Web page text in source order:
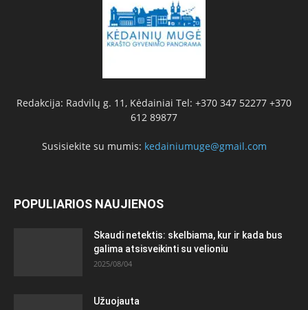
Redakcija: Radvilų g. 11, Kėdainiai Tel: +370 347 52277 +370
612 89877
Susisiekite su mumis: kedainiumuge@gmail.com
POPULIARIOS NAUJIENOS
Skaudi netektis: skelbiama, kur ir kada bus
galima atsisveikinti su velioniu
2025/08/04
Užuojauta